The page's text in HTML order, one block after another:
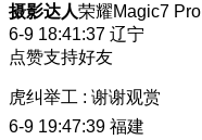
摄影达人荣耀Magic7 Pro
6-9 18:41:37 辽宁
点赞支持好友
虎纠举工 : 谢谢观赏
6-9 19:47:39 福建